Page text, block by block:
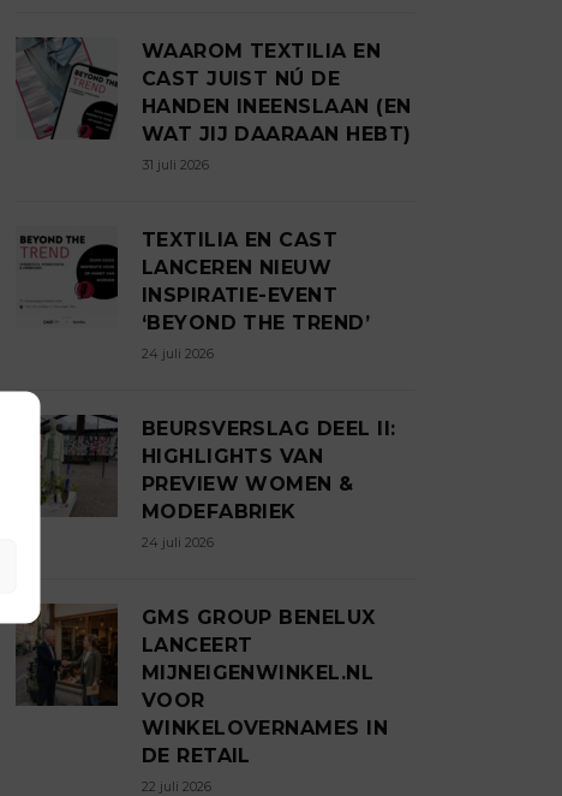
WAAROM TEXTILIA EN
CAST JUIST NÚ DE
HANDEN INEENSLAAN (EN
WAT JIJ DAARAAN HEBT)
31 juli 2026
TEXTILIA EN CAST
LANCEREN NIEUW
INSPIRATIE-EVENT
‘BEYOND THE TREND’
24 juli 2026
BEURSVERSLAG DEEL II:
HIGHLIGHTS VAN
PREVIEW WOMEN &
MODEFABRIEK
24 juli 2026
GMS GROUP BENELUX
LANCEERT
MIJNEIGENWINKEL.NL
VOOR
WINKELOVERNAMES IN
DE RETAIL
22 juli 2026